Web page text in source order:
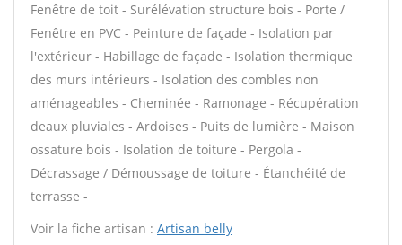
Fenêtre de toit - Surélévation structure bois - Porte /
Fenêtre en PVC - Peinture de façade - Isolation par
l'extérieur - Habillage de façade - Isolation thermique
des murs intérieurs - Isolation des combles non
aménageables - Cheminée - Ramonage - Récupération
deaux pluviales - Ardoises - Puits de lumière - Maison
ossature bois - Isolation de toiture - Pergola -
Décrassage / Démoussage de toiture - Étanchéité de
terrasse -
Voir la fiche artisan : Artisan belly